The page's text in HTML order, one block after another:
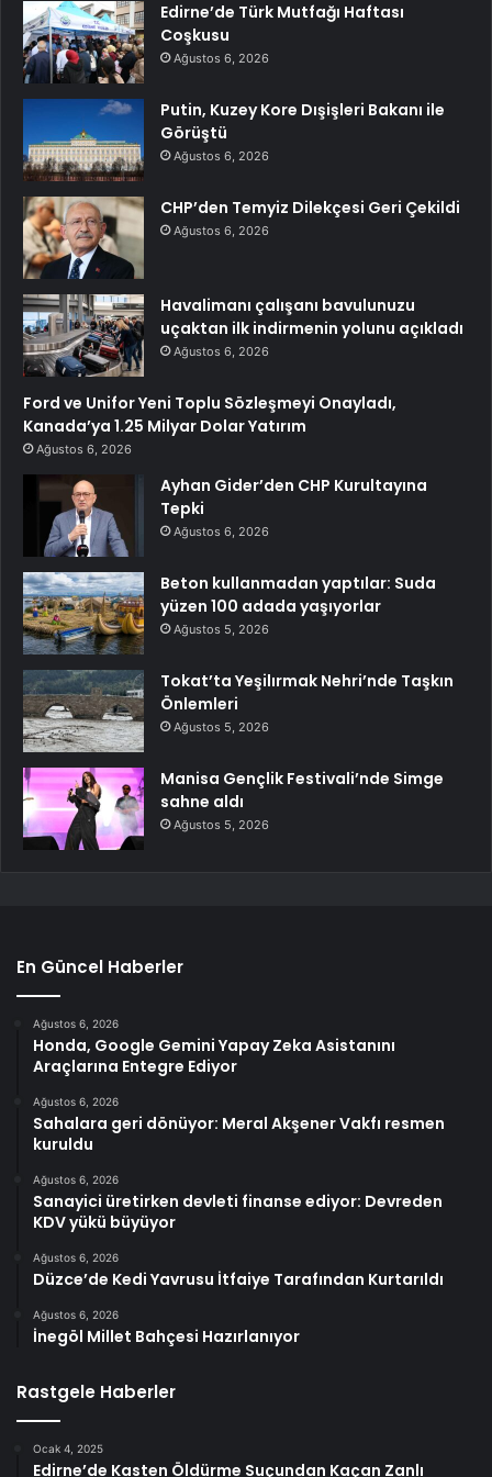
Edirne’de Türk Mutfağı Haftası
Coşkusu
Ağustos 6, 2026
Putin, Kuzey Kore Dışişleri Bakanı ile
Görüştü
Ağustos 6, 2026
CHP’den Temyiz Dilekçesi Geri Çekildi
Ağustos 6, 2026
Havalimanı çalışanı bavulunuzu
uçaktan ilk indirmenin yolunu açıkladı
Ağustos 6, 2026
Ford ve Unifor Yeni Toplu Sözleşmeyi Onayladı,
Kanada’ya 1.25 Milyar Dolar Yatırım
Ağustos 6, 2026
Ayhan Gider’den CHP Kurultayına
Tepki
Ağustos 6, 2026
Beton kullanmadan yaptılar: Suda
yüzen 100 adada yaşıyorlar
Ağustos 5, 2026
Tokat’ta Yeşilırmak Nehri’nde Taşkın
Önlemleri
Ağustos 5, 2026
Manisa Gençlik Festivali’nde Simge
sahne aldı
Ağustos 5, 2026
En Güncel Haberler
Ağustos 6, 2026
Honda, Google Gemini Yapay Zeka Asistanını
Araçlarına Entegre Ediyor
Ağustos 6, 2026
Sahalara geri dönüyor: Meral Akşener Vakfı resmen
kuruldu
Ağustos 6, 2026
Sanayici üretirken devleti finanse ediyor: Devreden
KDV yükü büyüyor
Ağustos 6, 2026
Düzce’de Kedi Yavrusu İtfaiye Tarafından Kurtarıldı
Ağustos 6, 2026
İnegöl Millet Bahçesi Hazırlanıyor
Rastgele Haberler
Ocak 4, 2025
Edirne’de Kasten Öldürme Suçundan Kaçan Zanlı